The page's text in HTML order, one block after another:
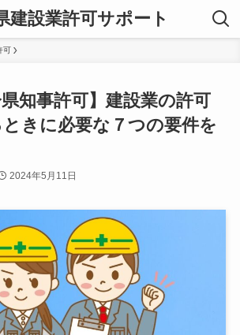
建設業許可サポート
可
県知事許可】建設業の許可
きに必要な７つの要件を
2024年5月11日